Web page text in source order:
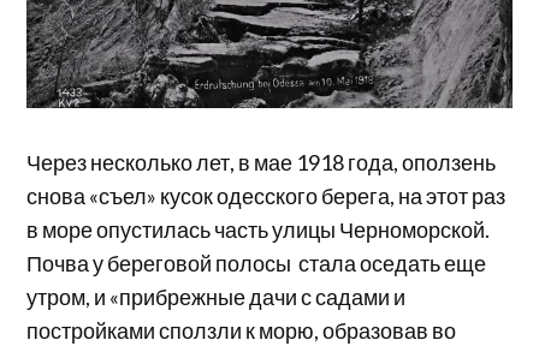
Через несколько лет, в мае 1918 года, оползень
снова «съел» кусок одесского берега, на этот раз
в море опустилась часть улицы Черноморской.
Почва у береговой полосы стала оседать еще
утром, и «прибрежные дачи с садами и
постройками сползли к морю, образовав во